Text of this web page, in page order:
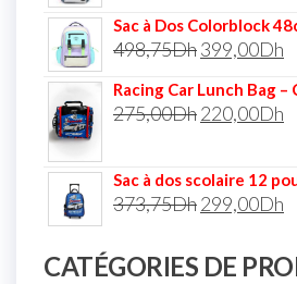
Sac à Dos Colorblock
498,75Dh399,00Dh
Racing Car Lunch Bag –
275,00Dh220,00Dh
Sac à dos scolaire 12
373,75Dh299,00Dh
CATÉGORIES DE